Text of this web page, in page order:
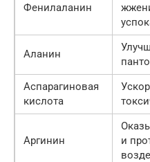
Фенилаланин
Аланин
Аспарагиновая
кислота
Аргинин
и